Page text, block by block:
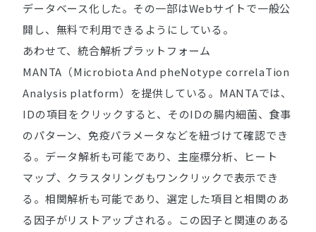
データベース化した。その一部はWebサイトで一般公
開し、無料で利用できるようにしている。
あわせて、統合解析プラットフォーム
MANTA（Microbiota And pheNotype correlaTion
Analysis platform）を提供している。MANTAでは、
IDの項目をクリックすると、そのIDの腸内細菌、食事
のパターン、免疫パラメータなどを紐づけて確認でき
る。データ解析も可能であり、主座標分析、ヒート
マップ、クラスタリングもワンクリックで表示でき
る。相関解析も可能であり、選定した項目と相関のあ
る因子がリストアップされる。この因子と関連のある